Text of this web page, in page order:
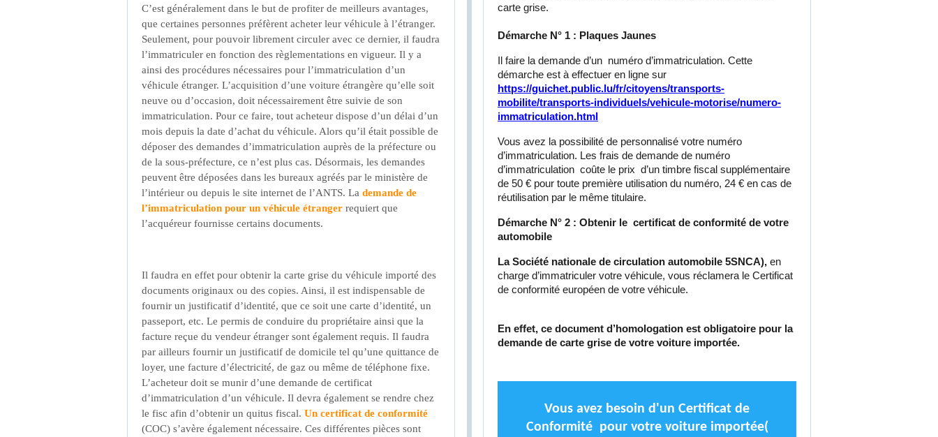
C’est généralement dans le but de profiter de meilleurs avantages,
que certaines personnes préfèrent acheter leur véhicule à l’étranger.
Seulement, pour pouvoir librement circuler avec ce dernier, il faudra
l’immatriculer en fonction des règlementations en vigueur. Il y a
ainsi des procédures nécessaires pour l’immatriculation d’un
véhicule étranger. L’acquisition d’une voiture étrangère qu’elle soit
neuve ou d’occasion, doit nécessairement être suivie de son
immatriculation. Pour ce faire, tout acheteur dispose d’un délai d’un
mois depuis la date d’achat du véhicule. Alors qu’il était possible de
déposer des demandes d’immatriculation auprès de la préfecture ou
de la sous-préfecture, ce n’est plus cas. Désormais, les demandes
peuvent être déposées dans les bureaux agréés par le ministère de
l’intérieur ou depuis le site internet de l’ANTS. La demande de
l’immatriculation pour un véhicule étranger requiert que
l’acquéreur fournisse certains documents.
Il faudra en effet pour obtenir la carte grise du véhicule importé des
documents originaux ou des copies. Ainsi, il est indispensable de
fournir un justificatif d’identité, que ce soit une carte d’identité, un
passeport, etc. Le permis de conduire du propriétaire ainsi que la
facture reçue du vendeur étranger sont également requis. Il faudra
par ailleurs fournir un justificatif de domicile tel qu’une quittance de
loyer, une facture d’électricité, de gaz ou même de téléphone fixe.
L’acheteur doit se munir d’une demande de certificat
d’immatriculation d’un véhicule. Il devra également se rendre chez
le fisc afin d’obtenir un quitus fiscal. Un certificat de conformité
(COC) s’avère également nécessaire. Ces différentes pièces sont
carte grise.
Démarche N° 1 : Plaques Jaunes
Il faire la demande d’un numéro d’immatriculation. Cette
démarche est à effectuer en ligne sur
https://guichet.public.lu/fr/citoyens/transports-
mobilite/transports-individuels/vehicule-motorise/numero-
immatriculation.html
Vous avez la possibilité de personnalisé votre numéro
d’immatriculation. Les frais de demande de numéro
d’immatriculation coûte le prix d’un timbre fiscal supplémentaire
de 50 € pour toute première utilisation du numéro, 24 € en cas de
réutilisation par le même titulaire.
Démarche N° 2 : Obtenir le certificat de conformité de votre
automobile
La Société nationale de circulation automobile 5SNCA), en
charge d’immatriculer votre véhicule, vous réclamera le Certificat
de conformité européen de votre véhicule.
En effet, ce document d’homologation est obligatoire pour la
demande de carte grise de votre voiture importée.
Vous avez besoin d'un Certificat de
Conformité pour votre voiture importée(